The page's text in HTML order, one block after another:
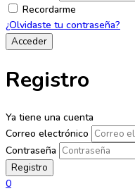
Recordarme
¿Olvidaste tu contraseña?
Registro
Ya tiene una cuenta
Correo electrónico
Contraseña
0